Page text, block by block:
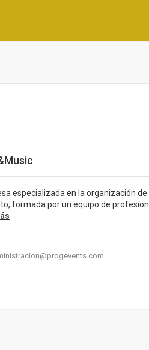
especializada en la organización
formada por un equipo de